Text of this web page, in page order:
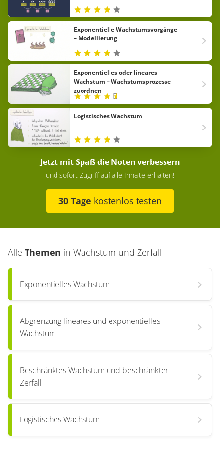
Exponentielle Wachstumsvorgänge
– Modellierung
Exponentielles oder lineares
Wachstum – Wachstumsprozesse
zuordnen
Logistisches Wachstum
Jetzt mit Spaß die Noten verbessern
und sofort Zugriff auf alle Inhalte erhalten!
30 Tage kostenlos testen
Alle Themen in Wachstum und Zerfall
Exponentielles Wachstum
Abgrenzung lineares und exponentielles
Wachstum
Beschränktes Wachstum und beschränkter
Zerfall
Logistisches Wachstum